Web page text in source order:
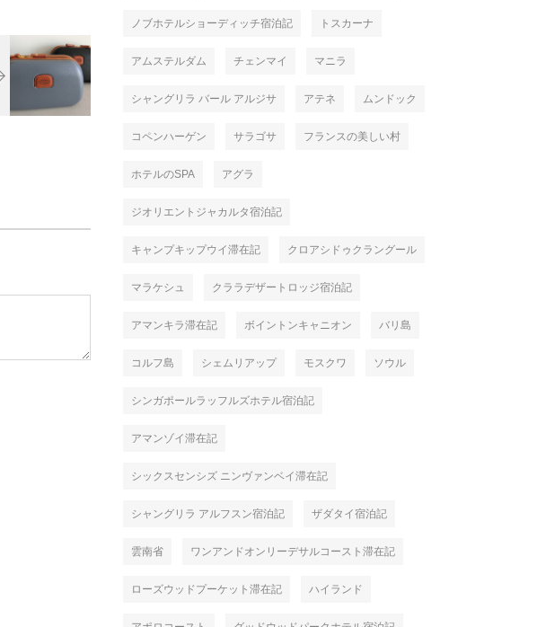
ノブホテルショーディッチ宿泊記 トスカーナ
アムステルダム チェンマイ マニラ
シャングリラ バール アルジサ アテネ ムンドック
コペンハーゲン サラゴサ フランスの美しい村
ホテルのSPA アグラ
ジオリエントジャカルタ宿泊記
キャンプキップウイ滞在記 クロアシドゥクラングール
マラケシュ クララデザートロッジ宿泊記
アマンキラ滞在記 ボイントンキャニオン バリ島
コルフ島 シェムリアップ モスクワ ソウル
シンガポールラッフルズホテル宿泊記
アマンゾイ滞在記
シックスセンシズ ニンヴァンベイ滞在記
シャングリラ アルフスン宿泊記 ザダタイ宿泊記
雲南省 ワンアンドオンリーデサルコースト滞在記
ローズウッドプーケット滞在記 ハイランド